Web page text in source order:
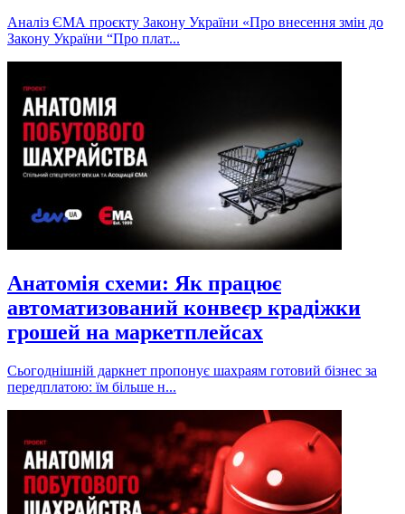
Аналіз ЄМА проєкту Закону України «Про внесення змін до
Закону України “Про плат...
Анатомія схеми: Як працює
автоматизований конвеєр крадіжки
грошей на маркетплейсах
Сьогоднішній даркнет пропонує шахраям готовий бізнес за
передплатою: їм більше н...